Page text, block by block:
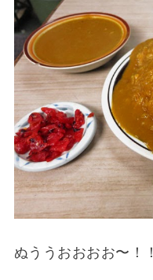
ぬううおおおお〜！！